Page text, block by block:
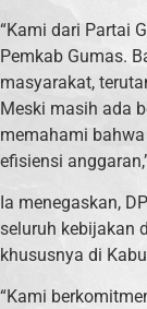
“Kami dari Partai
Pemkab Gumas.
masyarakat,
Meski masih ada
memahami
efisiensi
Ia menegaskan,
seluruh kebijakan
khususnya di
“Kami